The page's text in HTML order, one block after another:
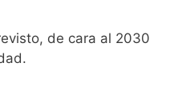
de cara al 2030